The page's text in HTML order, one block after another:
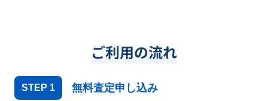
ご利用の流れ
STEP 1 無料査定申し込み